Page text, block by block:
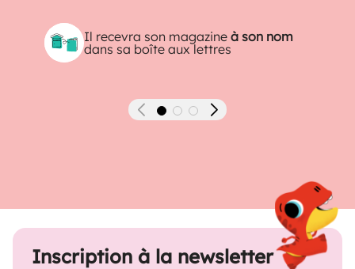
Il recevra son magazineà son nom
dans sa boîte aux lettres
Précédent Suivant
Inscription à la newsletter